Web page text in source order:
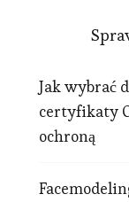
Jak wybrać
certyfikaty
ochroną